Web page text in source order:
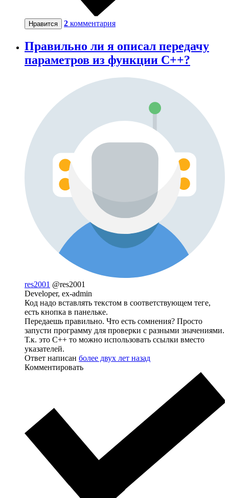
Нравится 2 комментария
Правильно ли я описал передачу
параметров из функции С++?
res2001 @res2001
Developer, ex-admin
Код надо вставлять текстом в соответствующем теге,
есть кнопка в панельке.
Передаешь правильно. Что есть сомнения? Просто
запусти программу для проверки с разными значениями.
Т.к. это С++ то можно использовать ссылки вместо
указателей.
Ответ написан более двух лет назад
Комментировать